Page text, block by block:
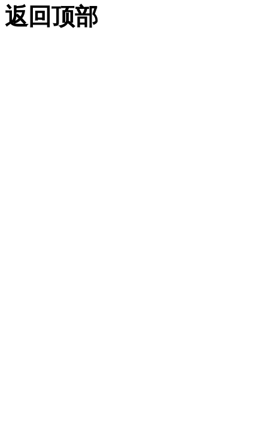
返回顶部